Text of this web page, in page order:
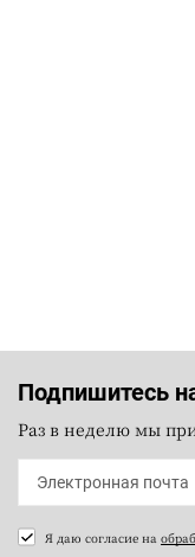
Подпишитесь
Раз в неделю мы
Я даю согласие на